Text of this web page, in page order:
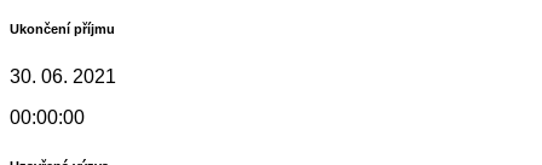
Ukončení příjmu
30. 06. 2021
00:00:00